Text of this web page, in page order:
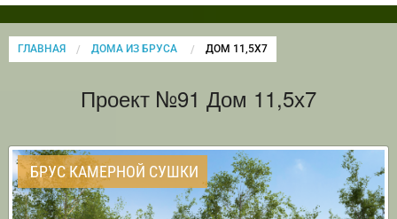
ГЛАВНАЯ ДОМА ИЗ БРУСА CURRENT:
ДОМ 11,5Х7
Проект №91 Дом 11,5х7
БРУС КАМЕРНОЙ СУШКИ